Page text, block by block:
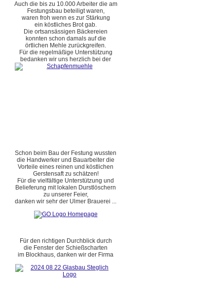
Auch die bis zu 10.000 Arbeiter die am
Festungsbau beteiligt waren,
waren froh wenn es zur Stärkung
ein köstliches Brot gab.
Die ortsansässigen Bäckereien
konnten schon damals auf die
örtlichen Mehle zurückgreifen.
Für die regelmäßige Unterstützung
bedanken wir uns herzlich bei der
Schon beim Bau der Festung wussten
die Handwerker und Bauarbeiter die
Vorteile eines reinen und köstlichen
Gerstensaft zu schätzen!
Für die vielfältige Unterstützung und
Belieferung mit lokalen Durstlöschern
zu unserer Feier,
danken wir sehr der Ulmer Brauerei ...
Für den richtigen Durchblick durch
die Fenster der Schießscharten
im Blockhaus, danken wir der Firma